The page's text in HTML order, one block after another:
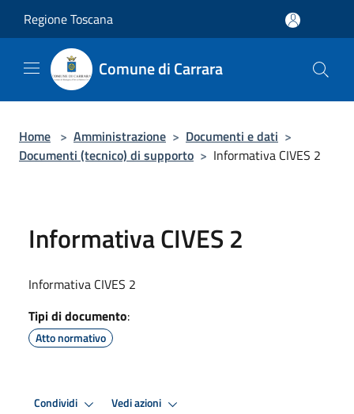
Regione Toscana
Comune di Carrara
Home > Amministrazione > Documenti e dati >
Documenti (tecnico) di supporto > Informativa CIVES 2
Informativa CIVES 2
Informativa CIVES 2
Tipi di documento:
Atto normativo
Condividi Vedi azioni